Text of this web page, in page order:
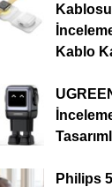
Kablo
Philips